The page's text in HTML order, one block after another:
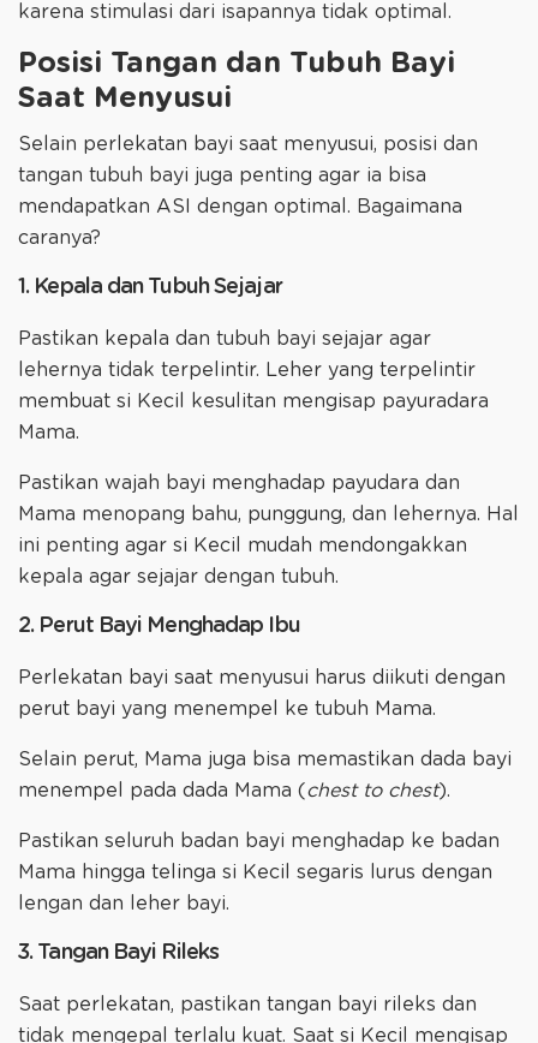
karena stimulasi dari isapannya tidak optimal.
Posisi Tangan dan Tubuh Bayi
Saat Menyusui
Selain perlekatan bayi saat menyusui​, posisi dan
tangan tubuh bayi juga penting agar ia bisa
mendapatkan ASI dengan optimal. Bagaimana
caranya?
1. Kepala dan Tubuh Sejajar
Pastikan kepala dan tubuh bayi sejajar agar
lehernya tidak terpelintir. Leher yang terpelintir
membuat si Kecil kesulitan mengisap payuradara
Mama.
Pastikan wajah bayi menghadap payudara dan
Mama menopang bahu, punggung, dan lehernya. Hal
ini penting agar si Kecil mudah mendongakkan
kepala agar sejajar dengan tubuh.
2. Perut Bayi Menghadap Ibu
Perlekatan bayi saat menyusui harus diikuti dengan
perut bayi yang menempel ke tubuh Mama.
Selain perut, Mama juga bisa memastikan dada bayi
menempel pada dada Mama (chest to chest).
Pastikan seluruh badan bayi menghadap ke badan
Mama hingga telinga si Kecil segaris lurus dengan
lengan dan leher bayi.
3. Tangan Bayi Rileks
Saat perlekatan, pastikan tangan bayi rileks dan
tidak mengepal terlalu kuat. Saat si Kecil mengisap